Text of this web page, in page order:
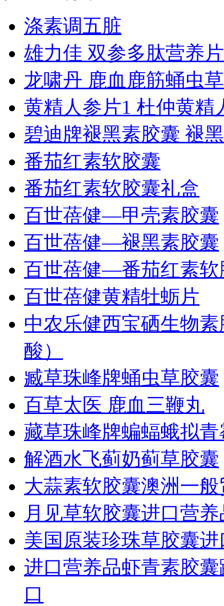
涤素调五脏
雄力佳 双参多肽营养片
龙啸丹 鹿血鹿筋蛹虫
黄精人参片1 杜仲黄精
碧迪牌褪黑素胶囊 褪
番茄红素软胶囊
番茄红素软胶囊礼盒
百世蓓健—甲壳素胶囊
百世蓓健—褪黑素胶囊
百世蓓健—番茄红素软
百世蓓健黄精牡蛎片
中农乐健西宝硒生物
酸）
臧草珠峰牌蛹虫草胶囊
百草太医 鹿血三鞭丸
藏草珠峰牌蝙蝠蛾拟
解酒水飞蓟奶蓟草胶囊
大蒜素软胶囊澳洲一
月见草软胶囊进口营
美国原装珍珠草胶囊
进口营养品虾青素胶
口